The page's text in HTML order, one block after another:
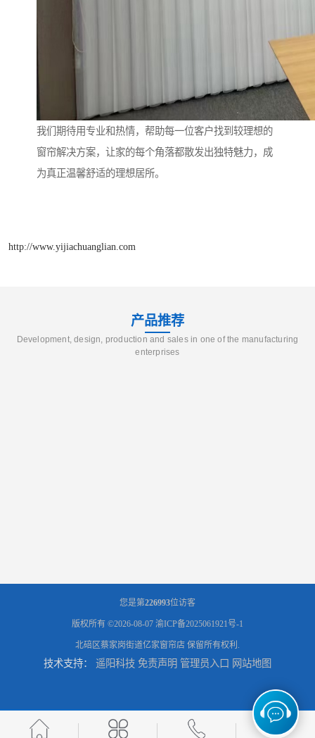
我们期待用专业和热情，帮助每一位客户找到较理想的
窗帘解决方案，让家的每个角落都散发出独特魅力，成
为真正温馨舒适的理想居所。
http://www.yijiachuanglian.com
产品推荐
Development, design, production and sales in one of the manufacturing
enterprises
您是第226993位访客
版权所有 ©2026-08-07 渝ICP备2025061921号-1
北碚区蔡家岗街道亿家窗帘店 保留所有权利.
技术支持： 遥阳科技 免责声明 管理员入口 网站地图